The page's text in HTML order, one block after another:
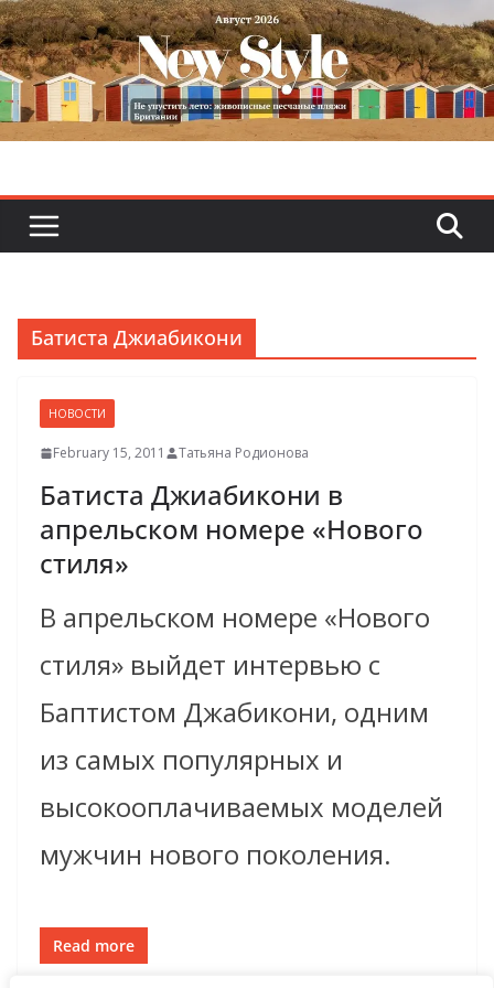
Skip
to
content
Батиста Джиабикони
НОВОСТИ
February 15, 2011 Татьяна Родионова
Батиста Джиабикони в
апрельском номере «Нового
стиля»
В апрельском номере «Нового
стиля» выйдет интервью с
Баптистом Джабикони, одним
из самых популярных и
высокооплачиваемых моделей
мужчин нового поколения.
Read more